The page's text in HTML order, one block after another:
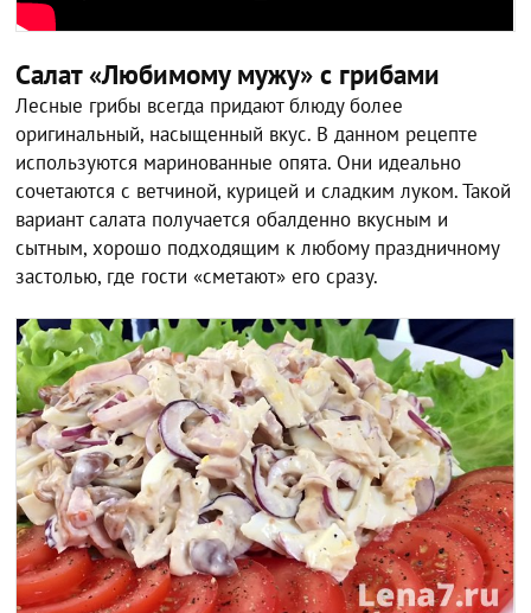
Салат «Любимому мужу» с грибами
Лесные грибы всегда придают блюду более
оригинальный, насыщенный вкус. В данном рецепте
используются маринованные опята. Они идеально
сочетаются с ветчиной, курицей и сладким луком. Такой
вариант салата получается обалденно вкусным и
сытным, хорошо подходящим к любому праздничному
застолью, где гости «сметают» его сразу.